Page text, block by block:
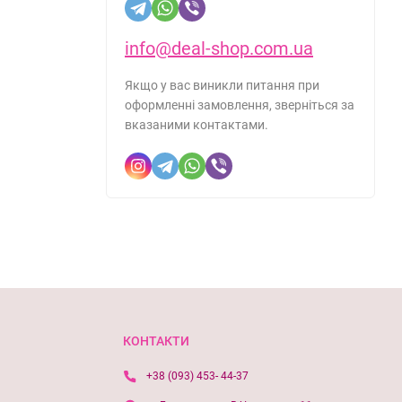
info@deal-shop.com.ua
Якщо у вас виникли питання при
оформленні замовлення, зверніться за
вказаними контактами.
КОНТАКТИ
+38 (093) 453- 44-37